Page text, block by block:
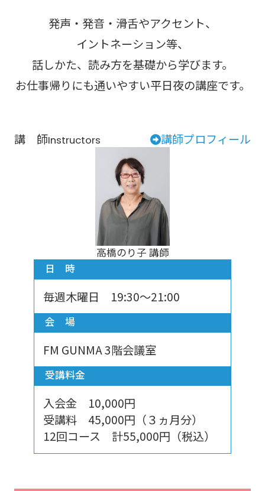
発声・発音・滑舌やアクセント、
イントネーション等、
話しかた、読み方を基礎から学びます。
お仕事帰りにも通いやすい平日夜の講座です。
講 師Instructors 講師プロフィール
高橋のり子 講師
日 時
毎週木曜日 19:30～21:00
会 場
FM GUNMA 3階会議室
受講料金
入会金 10,000円
受講料 45,000円（３ヵ月分）
12回コース 計55,000円（税込）